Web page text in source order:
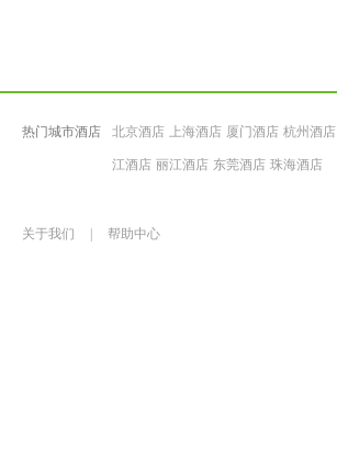
热门城市酒店 北京酒店 上海酒店 厦门酒店 杭州酒店
江酒店 丽江酒店 东莞酒店 珠海酒店
关于我们
帮助中心